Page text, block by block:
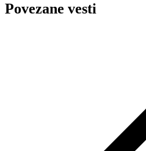
Povezane vesti